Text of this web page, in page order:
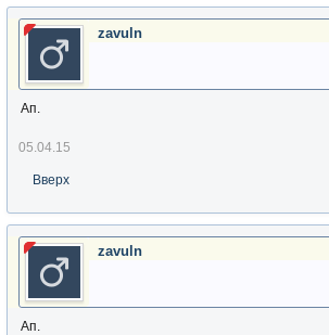
zavuln
Ап.
05.04.15
Вверх
zavuln
Ап.